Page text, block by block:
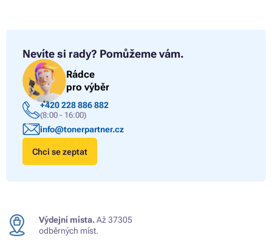
Nevíte si rady? Pomůžeme vám.
Rádce
pro výběr
+420 228 886 882
(8:00 - 16:00)
info@tonerpartner.cz
Chci se zeptat
Výdejní místa.Až 37305
odběrných míst.